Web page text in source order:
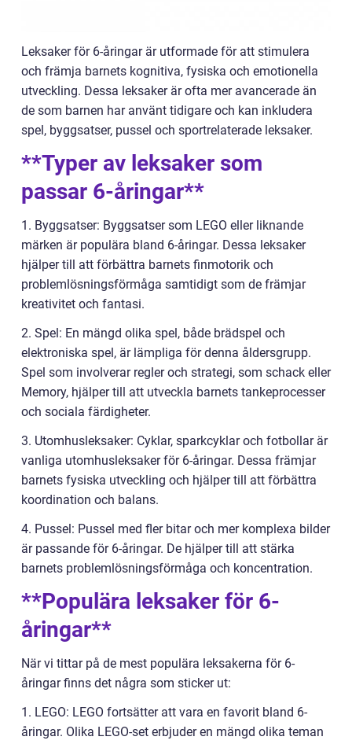
Leksaker för 6-åringar är utformade för att stimulera
och främja barnets kognitiva, fysiska och emotionella
utveckling. Dessa leksaker är ofta mer avancerade än
de som barnen har använt tidigare och kan inkludera
spel, byggsatser, pussel och sportrelaterade leksaker.
**Typer av leksaker som
passar 6-åringar**
1. Byggsatser: Byggsatser som LEGO eller liknande
märken är populära bland 6-åringar. Dessa leksaker
hjälper till att förbättra barnets finmotorik och
problemlösningsförmåga samtidigt som de främjar
kreativitet och fantasi.
2. Spel: En mängd olika spel, både brädspel och
elektroniska spel, är lämpliga för denna åldersgrupp.
Spel som involverar regler och strategi, som schack eller
Memory, hjälper till att utveckla barnets tankeprocesser
och sociala färdigheter.
3. Utomhusleksaker: Cyklar, sparkcyklar och fotbollar är
vanliga utomhusleksaker för 6-åringar. Dessa främjar
barnets fysiska utveckling och hjälper till att förbättra
koordination och balans.
4. Pussel: Pussel med fler bitar och mer komplexa bilder
är passande för 6-åringar. De hjälper till att stärka
barnets problemlösningsförmåga och koncentration.
**Populära leksaker för 6-
åringar**
När vi tittar på de mest populära leksakerna för 6-
åringar finns det några som sticker ut:
1. LEGO: LEGO fortsätter att vara en favorit bland 6-
åringar. Olika LEGO-set erbjuder en mängd olika teman